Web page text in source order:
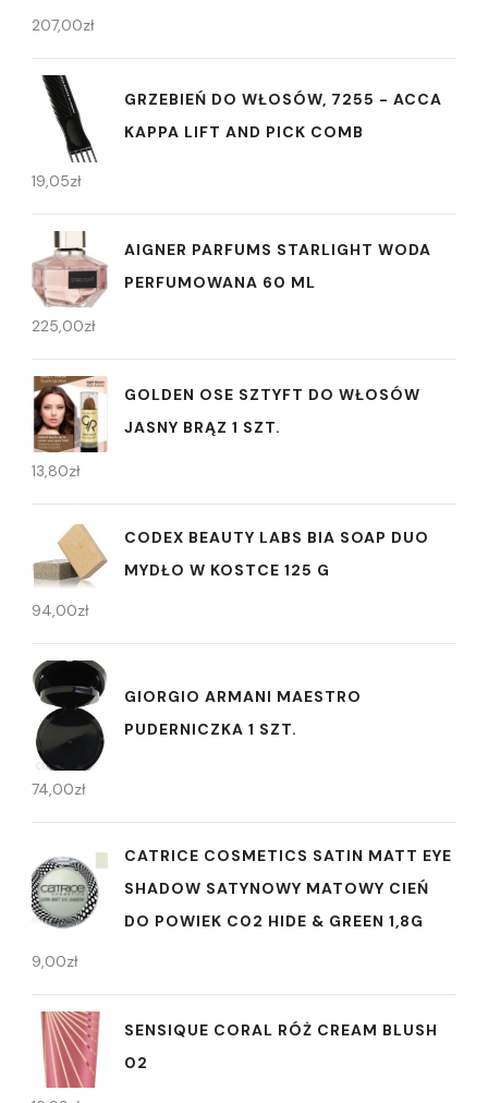
207,00zł
GRZEBIEŃ DO WŁOSÓW, 7255 - ACCA
KAPPA LIFT AND PICK COMB
19,05zł
AIGNER PARFUMS STARLIGHT WODA
PERFUMOWANA 60 ML
225,00zł
GOLDEN OSE SZTYFT DO WŁOSÓW
JASNY BRĄZ 1 SZT.
13,80zł
CODEX BEAUTY LABS BIA SOAP DUO
MYDŁO W KOSTCE 125 G
94,00zł
GIORGIO ARMANI MAESTRO
PUDERNICZKA 1 SZT.
74,00zł
CATRICE COSMETICS SATIN MATT EYE
SHADOW SATYNOWY MATOWY CIEŃ
DO POWIEK C02 HIDE & GREEN 1,8G
9,00zł
SENSIQUE CORAL RÓŻ CREAM BLUSH
02